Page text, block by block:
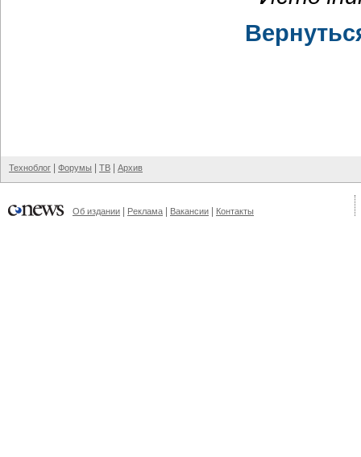
Техноблог Форумы ТВ Архив
Об издании Реклама Вакансии Контакты